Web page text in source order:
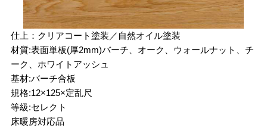
仕上：クリアコート塗装／自然オイル塗装
材質:表面単板(厚2mm)バーチ、オーク、ウォールナット、チ
ーク、ホワイトアッシュ
基材:バーチ合板
規格:12×125×定乱尺
等級:セレクト
床暖房対応品